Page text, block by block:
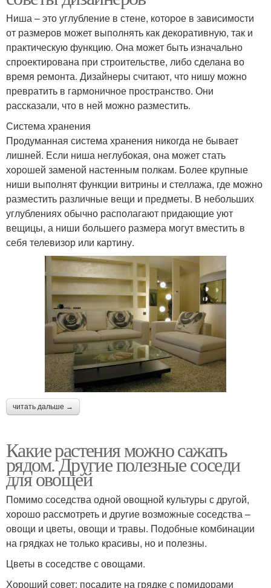
Ниша – это углубление в стене, которое в зависимости
от размеров может выполнять как декоративную, так и
практическую функцию. Она может быть изначально
спроектирована при строительстве, либо сделана во
время ремонта. Дизайнеры считают, что нишу можно
превратить в гармоничное пространство. Они
рассказали, что в ней можно разместить.
Система хранения
Продуманная система хранения никогда не бывает
лишней. Если ниша неглубокая, она может стать
хорошей заменой настенным полкам. Более крупные
ниши выполнят функции витрины и стеллажа, где можно
разместить различные вещи и предметы. В небольших
углублениях обычно располагают придающие уют
вещицы, а ниши большего размера могут вместить в
себя телевизор или картину.
читать дальше →
Какие растения можно сажать
рядом. Другие полезные соседи
для овощей
Помимо соседства одной овощной культуры с другой,
хорошо рассмотреть и другие возможные соседства –
овощи и цветы, овощи и травы. Подобные комбинации
на грядках не только красивы, но и полезны.
Цветы в соседстве с овощами.
Хороший совет: посадите на грядке с помидорами